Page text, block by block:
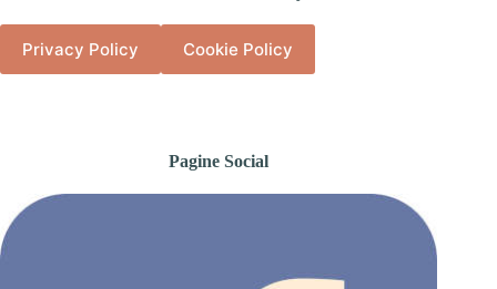
Privacy Policy Cookie Policy
Pagine Social